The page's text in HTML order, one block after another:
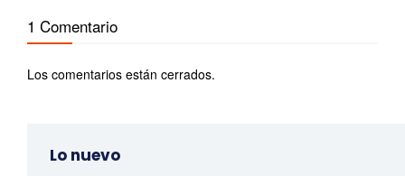
1 Comentario
Los comentarios están cerrados.
Lo nuevo